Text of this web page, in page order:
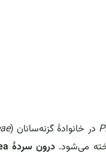
در خانوادهٔ گزنه‌سانان (
می‌شود.